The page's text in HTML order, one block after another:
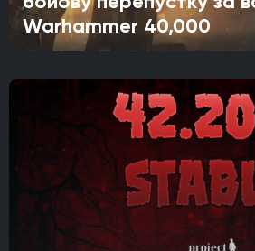
Warhammer 40,000